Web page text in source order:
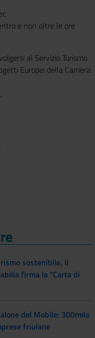
e non oltre le ore
al Servizio Turismo
Europei della Camera
.
sostenibile, il
firma la "Carta di
del Mobile: 300mila
friulane